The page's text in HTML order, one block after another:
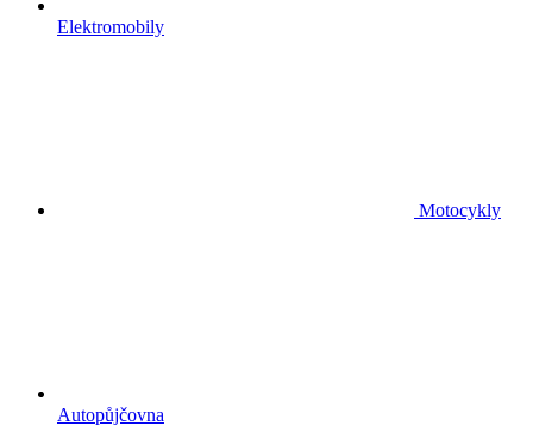
Elektromobily
Motocykly
Autopůjčovna